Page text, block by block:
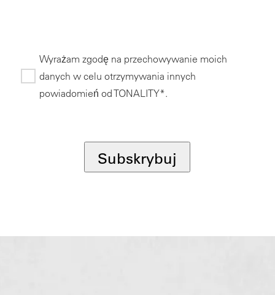
Wyrażam zgodę na przechowywanie moich
danych w celu otrzymywania innych
powiadomień od TONALITY*.
Subskrybuj